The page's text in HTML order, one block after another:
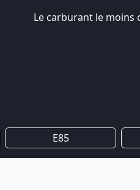
Le carburant le moins
E85